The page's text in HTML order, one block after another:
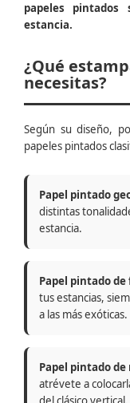
papeles
estancia.
¿Qué
necesitas?
Según su diseño,
papeles pintados
Papel pintado
distintas
estancia.
Papel pintado de
tus estancias,
a las más exóticas.
Papel pintado de
atrévete a